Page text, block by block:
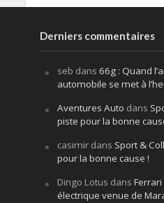
Derniers commentaires
seb dans 66g : Quand
automobile se met à
Aventures Auto dans
piste pour la bonne
casimirdans Sport &
pour la bonne cause !
Dingo Lotus dans
électrique venue de